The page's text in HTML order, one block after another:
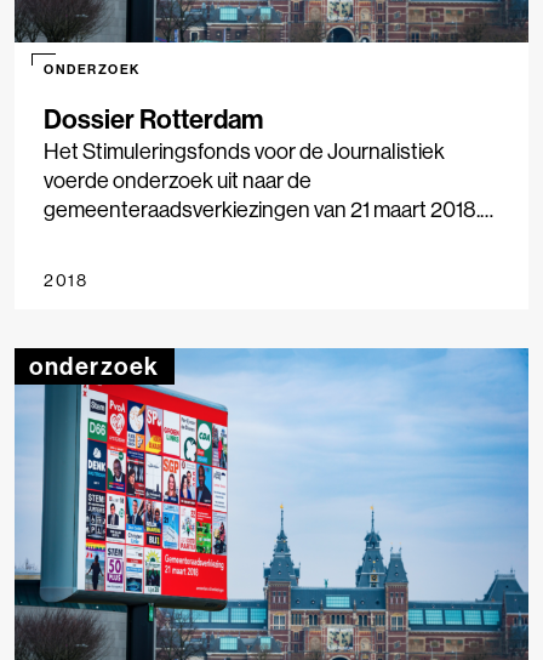
Dossier Rotterdam
ONDERZOEK
Het Stimuleringsfonds voor de Journalistiek
voerde onderzoek uit naar de
gemeenteraadsverkiezingen van 21 maart 2018.
Amsterdam tot Smallingerland, waarbij we keken
die lokale media spelen bij de verkiezingen, hoe
lokaal nieuws wordt geconsumeerd en in
hoeverre media(gebruik) van invloed is op
stemgedrag. Het onderzoek is uitgevoerd in
samenwerking met LJS Nieuwsmonitor, Vrije
Universiteit Amsterdam en Hogeschool
Windesheim.
2018
onderzoek